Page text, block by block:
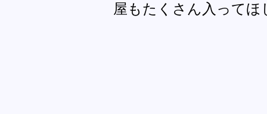
屋もたくさん入ってほ